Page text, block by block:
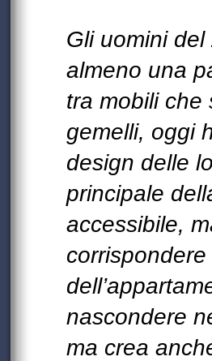
Gli uomini
almeno una
tra mobili che
gemelli, oggi
design delle
principale
accessibile,
nascondere
ma crea